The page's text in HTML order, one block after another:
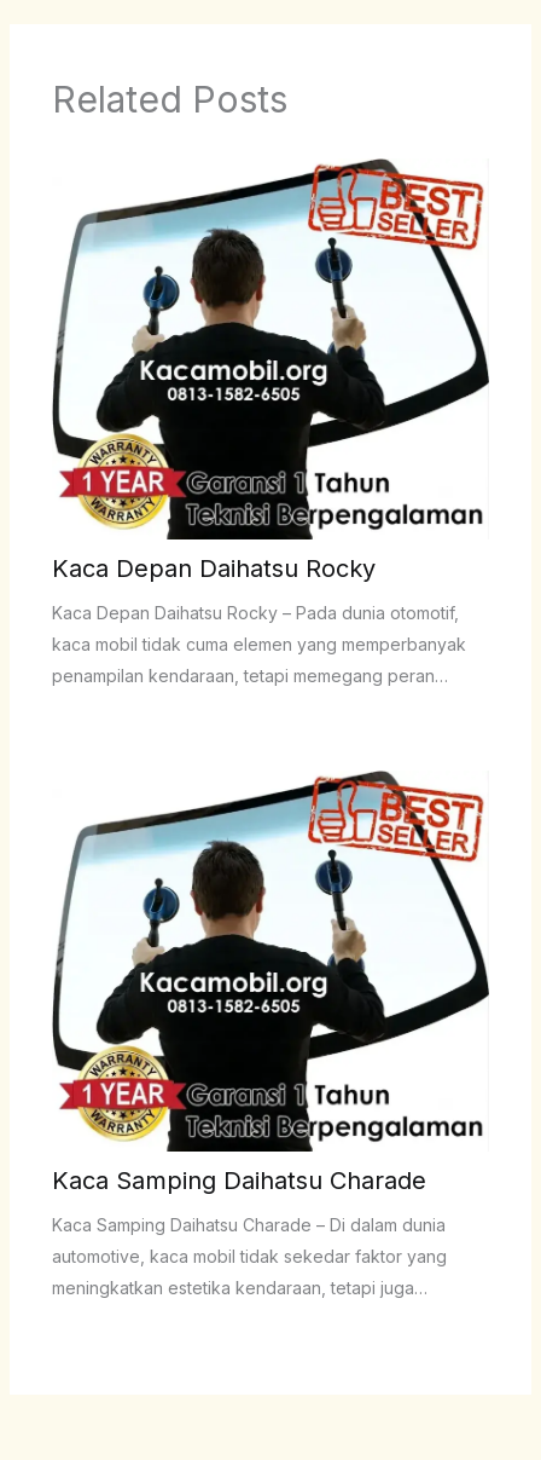
Related Posts
Kaca Depan Daihatsu Rocky
Kaca Depan Daihatsu Rocky – Pada dunia otomotif,
kaca mobil tidak cuma elemen yang memperbanyak
penampilan kendaraan, tetapi memegang peran…
Kaca Samping Daihatsu Charade
Kaca Samping Daihatsu Charade – Di dalam dunia
automotive, kaca mobil tidak sekedar faktor yang
meningkatkan estetika kendaraan, tetapi juga…